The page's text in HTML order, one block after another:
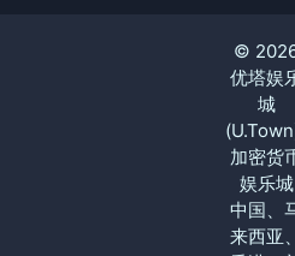
©
优塔娱
城
加密货
娱乐城
中国、
来西亚